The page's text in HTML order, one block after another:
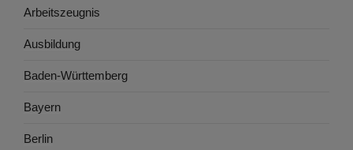
Arbeitszeugnis
Ausbildung
Baden-Württemberg
Bayern
Berlin